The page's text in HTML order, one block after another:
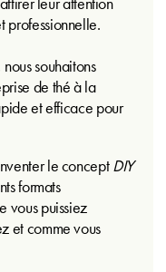
professionnelle.
souhaitons
de thé à la
et efficace pour
le conceptDIY
formats
vous puissiez
et comme vous